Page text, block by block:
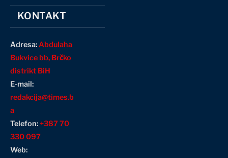
KONTAKT
Adresa:Abdulaha
Bukvice bb, Brčko
distrikt BiH
E-mail:
redakcija@times.b
a
Telefon:+387 70
330 097
Web: